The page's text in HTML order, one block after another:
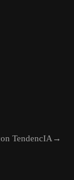
TendencIA →